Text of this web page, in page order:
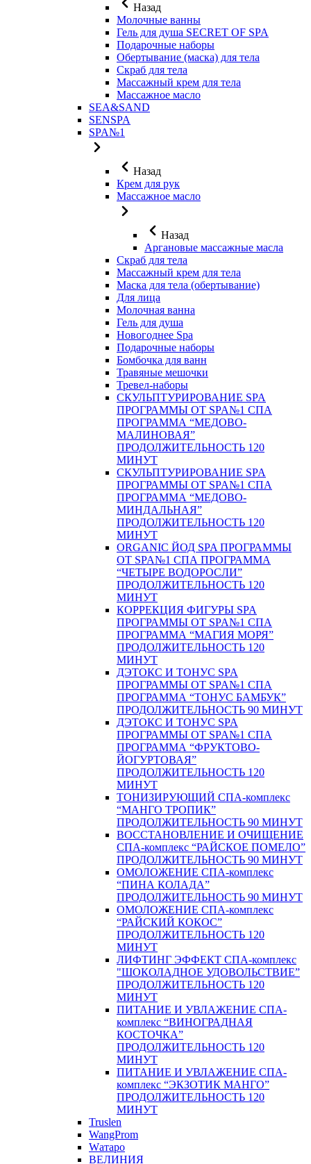
Назад
Молочные ванны
Гель для душа SECRET OF SPA
Подарочные наборы
Обертывание (маска) для тела
Скраб для тела
Массажный крем для тела
Массажное масло
SEA&SAND
SENSPA
SPA№1
Назад
Крем для рук
Массажное масло
Назад
Аргановые массажные масла
Скраб для тела
Массажный крем для тела
Маска для тела (обертывание)
Для лица
Молочная ванна
Гель для душа
Новогоднее Spa
Подарочные наборы
Бомбочка для ванн
Травяные мешочки
Тревел-наборы
СКУЛЬПТУРИРОВАНИЕ SPA
ПРОГРАММЫ ОТ SPA№1 СПА
ПРОГРАММА “МЕДОВО-
МАЛИНОВАЯ”
ПРОДОЛЖИТЕЛЬНОСТЬ 120
МИНУТ
СКУЛЬПТУРИРОВАНИЕ SPA
ПРОГРАММЫ ОТ SPA№1 СПА
ПРОГРАММА “МЕДОВО-
МИНДАЛЬНАЯ”
ПРОДОЛЖИТЕЛЬНОСТЬ 120
МИНУТ
ORGANIC ЙОД SPA ПРОГРАММЫ
ОТ SPA№1 СПА ПРОГРАММА
“ЧЕТЫРЕ ВОДОРОСЛИ”
ПРОДОЛЖИТЕЛЬНОСТЬ 120
МИНУТ
КОРРЕКЦИЯ ФИГУРЫ SPA
ПРОГРАММЫ ОТ SPA№1 СПА
ПРОГРАММА “МАГИЯ МОРЯ”
ПРОДОЛЖИТЕЛЬНОСТЬ 120
МИНУТ
ДЭТОКС И ТОНУС SPA
ПРОГРАММЫ ОТ SPA№1 СПА
ПРОГРАММА “ТОНУС БАМБУК”
ПРОДОЛЖИТЕЛЬНОСТЬ 90 МИНУТ
ДЭТОКС И ТОНУС SPA
ПРОГРАММЫ ОТ SPA№1 СПА
ПРОГРАММА “ФРУКТОВО-
ЙОГУРТОВАЯ”
ПРОДОЛЖИТЕЛЬНОСТЬ 120
МИНУТ
ТОНИЗИРУЮЩИЙ СПА-комплекс
“МАНГО ТРОПИК”
ПРОДОЛЖИТЕЛЬНОСТЬ 90 МИНУТ
ВОССТАНОВЛЕНИЕ И ОЧИЩЕНИЕ
СПА-комплекс “РАЙСКОЕ ПОМЕЛО”
ПРОДОЛЖИТЕЛЬНОСТЬ 90 МИНУТ
ОМОЛОЖЕНИЕ СПА-комплекс
“ПИНА КОЛАДА”
ПРОДОЛЖИТЕЛЬНОСТЬ 90 МИНУТ
ОМОЛОЖЕНИЕ СПА-комплекс
“РАЙСКИЙ КОКОС”
ПРОДОЛЖИТЕЛЬНОСТЬ 120
МИНУТ
ЛИФТИНГ ЭФФЕКТ СПА-комплекс
"ШОКОЛАДНОЕ УДОВОЛЬСТВИЕ”
ПРОДОЛЖИТЕЛЬНОСТЬ 120
МИНУТ
ПИТАНИЕ И УВЛАЖЕНИЕ СПА-
комплекс “ВИНОГРАДНАЯ
КОСТОЧКА”
ПРОДОЛЖИТЕЛЬНОСТЬ 120
МИНУТ
ПИТАНИЕ И УВЛАЖЕНИЕ СПА-
комплекс “ЭКЗОТИК МАНГО”
ПРОДОЛЖИТЕЛЬНОСТЬ 120
МИНУТ
Truslen
WangProm
Wатаро
ВЕЛИНИЯ